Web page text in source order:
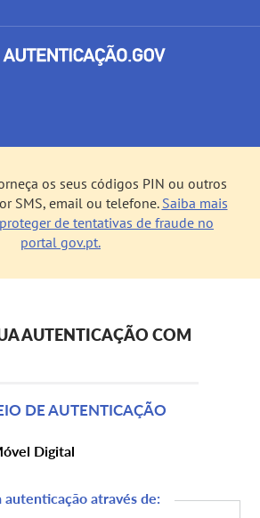
os seus códigos PIN ou outros
SMS, email ou telefone. Saiba mais
de tentativas de fraude no
portal gov.pt.
AUTENTICAÇÃO COM
DE AUTENTICAÇÃO
Digital
autenticação através de: